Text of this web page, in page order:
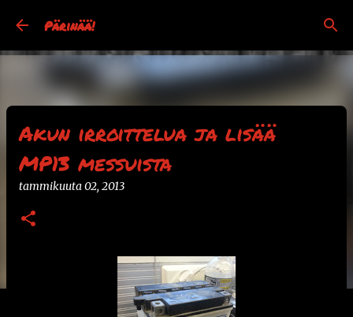
Pärinää!
Akun irroittelua ja lisää
MP13 messuista
tammikuuta 02, 2013